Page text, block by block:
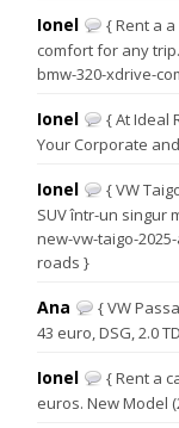
Ionel
{ Rent a
comfort for any
bmw-320-xdrive-
Ionel
{ At Ideal
Your Corporate
Ionel
{ VW
SUV într-un
new-vw-taigo-
roads }
Ana
{ VW
43 euro, DSG, 2.0
Ionel
{ Rent a
euros. New Model